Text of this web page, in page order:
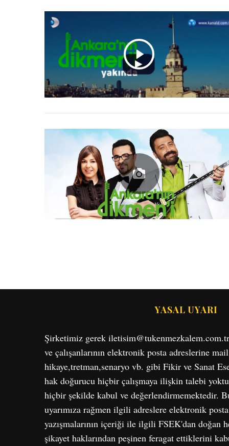
YASAL UYARI
Şirketimiz gerek
ve çalışanlarının elektronik posta adreslerine
hikaye,tretman,senaryo vb. gibi Fikir ve Sanat
hak doğurucu hiçbir çalışmaya ilişkin talebi
hiçbir şekilde kabul ve değerlendirmemektedir.
uyarımıza rağmen ilgili adreslere elektronik
yazışmalarının içeriği ile ilgili FSEK'dan doğan
şikayet haklarından peşinen feragat ettiklerini